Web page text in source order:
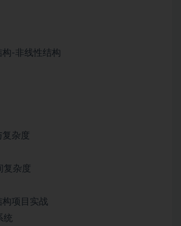
-非线性结构
杂度
复杂度
项目实战
统